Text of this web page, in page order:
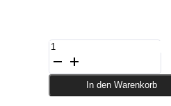
Rashguard
blue/black
-
Kurzarm
Menge
In den Warenkorb